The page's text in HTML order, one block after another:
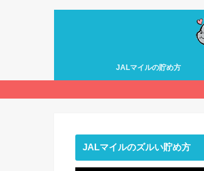
JALマイルの貯め方
JALマイルのズルい貯め方